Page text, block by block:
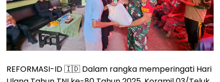
REFORMASI-ID 🇮🇩 Dalam rangka memperingati Hari